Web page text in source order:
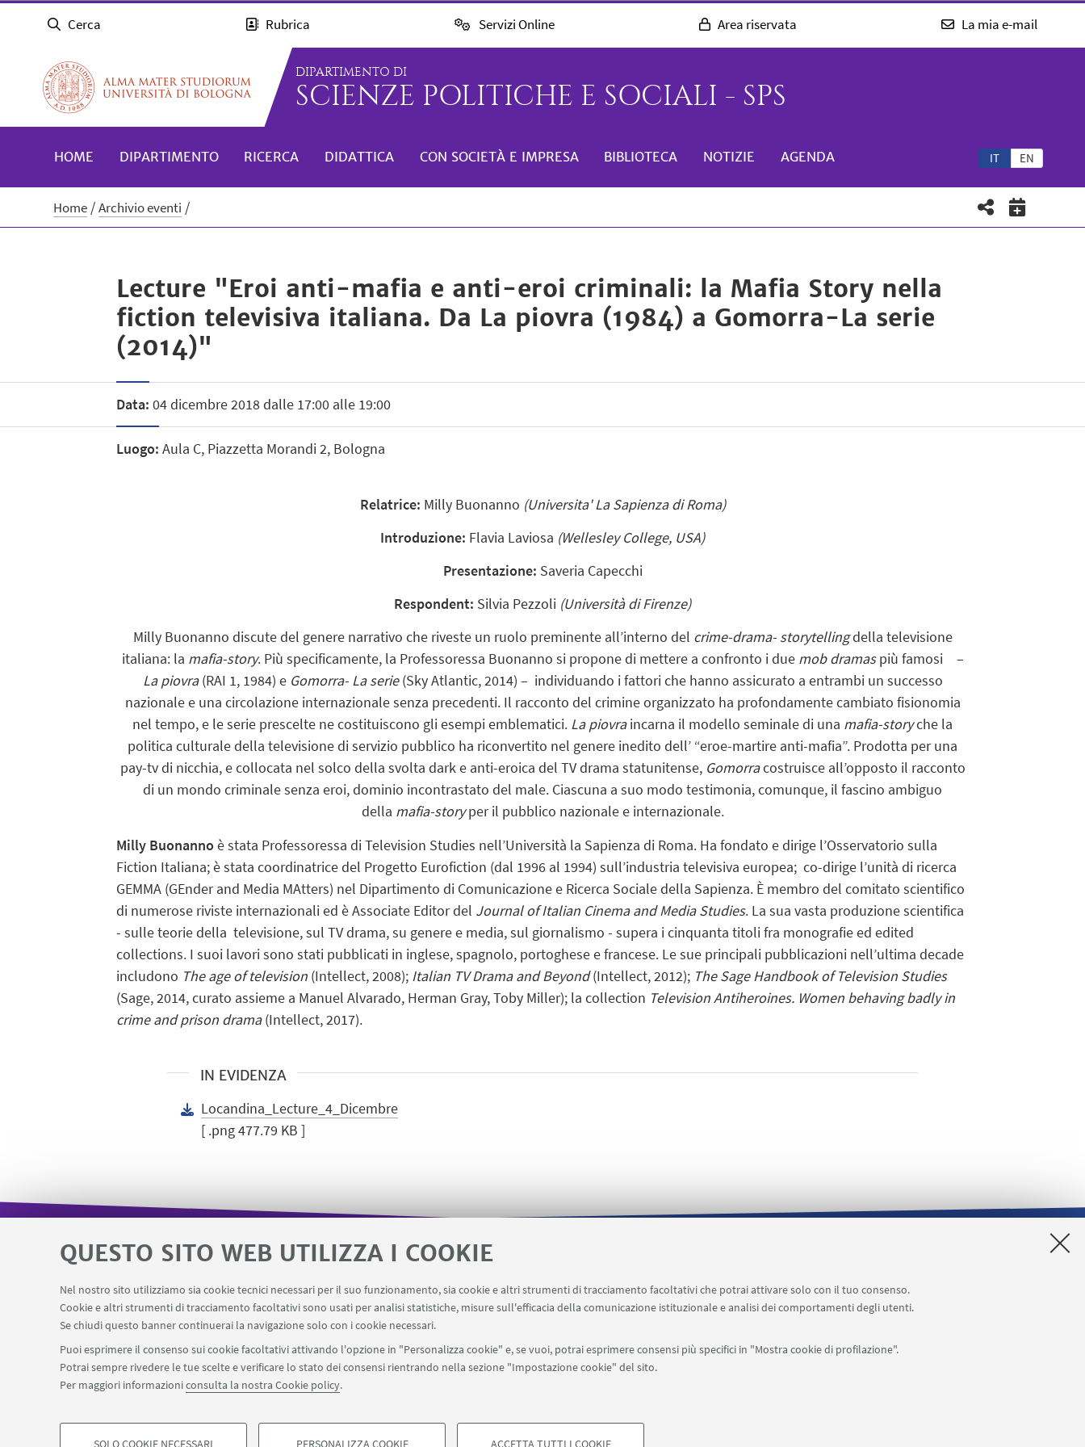
QUESTO SITO WEB UTILIZZA I COOKIE
Nel nostro sito utilizziamo sia cookie tecnici necessari per il suo funzionamento, sia cookie e altri strumenti di tracciamento facoltativi che potrai attivare solo con il tuo consenso.
Cookie e altri strumenti di tracciamento facoltativi sono usati per analisi statistiche, misure sull'efficacia della comunicazione istituzionale e analisi dei comportamenti degli utenti.
Se chiudi questo banner continuerai la navigazione solo con i cookie necessari.
Puoi esprimere il consenso sui cookie facoltativi attivando l'opzione in "Personalizza cookie" e, se vuoi, potrai esprimere consensi più specifici in "Mostra cookie di profilazione".
Potrai sempre rivedere le tue scelte e verificare lo stato dei consensi rientrando nella sezione "Impostazione cookie" del sito.
Per maggiori informazioniconsulta la nostra Cookie policy.
SOLO COOKIE NECESSARI PERSONALIZZA COOKIE ACCETTA TUTTI I COOKIE
Cerca Rubrica Servizi Online Area riservata La mia e-mail
DIPARTIMENTO DI
SCIENZE POLITICHE E SOCIALI - SPS
IT EN
HOME DIPARTIMENTO RICERCA DIDATTICA CON SOCIETÀ E IMPRESA BIBLIOTECA NOTIZIE AGENDA
Home Archivio eventi
Lecture "Eroi anti-mafia e anti-eroi criminali: la Mafia Story nella
fiction televisiva italiana. Da La piovra (1984) a Gomorra-La serie
(2014)"
Data: 04 dicembre 2018 dalle 17:00 alle 19:00
Luogo: Aula C, Piazzetta Morandi 2, Bologna
Relatrice: Milly Buonanno (Universita' La Sapienza di Roma)
Introduzione: Flavia Laviosa (Wellesley College, USA)
Presentazione: Saveria Capecchi
Respondent: Silvia Pezzoli (Università di Firenze)
Milly Buonanno discute del genere narrativo che riveste un ruolo preminente all’interno del crime-drama- storytellingdella televisione
italiana: la mafia-story. Più specificamente, la Professoressa Buonanno si propone di mettere a confronto i due mob dramaspiù famosi –
La piovra(RAI 1, 1984) eGomorra- La serie(Sky Atlantic, 2014) – individuando i fattori che hanno assicurato a entrambi un successo
nazionale e una circolazione internazionale senza precedenti. Il racconto del crimine organizzato ha profondamente cambiato fisionomia
nel tempo, e le serie prescelte ne costituiscono gli esempi emblematici. La piovraincarna il modello seminale di una mafia-storyche la
politica culturale della televisione di servizio pubblico ha riconvertito nel genere inedito dell’ “eroe-martire anti-mafia”. Prodotta per una
pay-tv di nicchia, e collocata nel solco della svolta dark e anti-eroica del TV drama statunitense, Gomorracostruisce all’opposto il racconto
di un mondo criminale senza eroi, dominio incontrastato del male. Ciascuna a suo modo testimonia, comunque, il fascino ambiguo
della mafia-storyper il pubblico nazionale e internazionale.
Milly Buonannoè stata Professoressa di Television Studies nell’Università la Sapienza di Roma. Ha fondato e dirige l’Osservatorio sulla
Fiction Italiana; è stata coordinatrice del Progetto Eurofiction (dal 1996 al 1994) sull’industria televisiva europea; co-dirige l’unità di ricerca
GEMMA (GEnder and Media MAtters) nel Dipartimento di Comunicazione e Ricerca Sociale della Sapienza. È membro del comitato scientifico
di numerose riviste internazionali ed è Associate Editor del Journal of Italian Cinema and Media Studies. La sua vasta produzione scientifica
- sulle teorie della televisione, sul TV drama, su genere e media, sul giornalismo - supera i cinquanta titoli fra monografie ed edited
collections. I suoi lavori sono stati pubblicati in inglese, spagnolo, portoghese e francese. Le sue principali pubblicazioni nell’ultima decade
includono The age of television(Intellect, 2008); Italian TV Drama and Beyond(Intellect, 2012); The Sage Handbook of Television Studies
(Sage, 2014, curato assieme a Manuel Alvarado, Herman Gray, Toby Miller); la collection Television Antiheroines. Women behaving badly in
crime and prison drama(Intellect, 2017).
IN EVIDENZA
Locandina_Lecture_4_Dicembre
[ .png 477.79 KB ]
LINK UTILI Area riservata - SVC Missioni web Quadro utilizzo aule Registrazione visiting dipartimento
Segnala un evento
Prenotazione sale dottorandi e assegnisti
Prenotazione Spazi Condivisi SPS
SEGUI IL DIPARTIMENTO SU: SEGUI UNIBO SU:
©Copyright 2026 - ALMA MATER STUDIORUM - Università di Bologna - Via Zamboni, 33 - 40126 Bologna - PI: 01131710376 - CF: 80007010376